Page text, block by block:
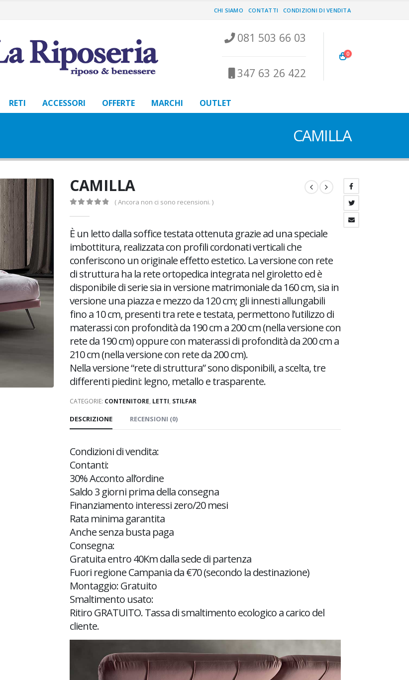
CHI SIAMO CONTATTI CONDIZIONI DI VENDITA
081 503 66 03
347 63 26 422
0
RETI ACCESSORI OFFERTE MARCHI OUTLET
CAMILLA
CAMILLA
( Ancora non ci sono recensioni. )
È un letto dalla soffice testata ottenuta grazie ad una speciale
imbottitura, realizzata con profili cordonati verticali che
conferiscono un originale effetto estetico. La versione con rete
di struttura ha la rete ortopedica integrata nel giroletto ed è
disponibile di serie sia in versione matrimoniale da 160 cm, sia in
versione una piazza e mezzo da 120 cm; gli innesti allungabili
fino a 10 cm, presenti tra rete e testata, permettono l’utilizzo di
materassi con profondità da 190 cm a 200 cm (nella versione con
rete da 190 cm) oppure con materassi di profondità da 200 cm a
210 cm (nella versione con rete da 200 cm).
Nella versione “rete di struttura” sono disponibili, a scelta, tre
differenti piedini: legno, metallo e trasparente.
CATEGORIE: CONTENITORE, LETTI, STILFAR
DESCRIZIONE RECENSIONI (0)
Condizioni di vendita:
Contanti:
30% Acconto all’ordine
Saldo 3 giorni prima della consegna
Finanziamento interessi zero/20 mesi
Rata minima garantita
Anche senza busta paga
Consegna:
Gratuita entro 40Km dalla sede di partenza
Fuori regione Campania da €70 (secondo la destinazione)
Montaggio: Gratuito
Smaltimento usato:
Ritiro GRATUITO. Tassa di smaltimento ecologico a carico del
cliente.